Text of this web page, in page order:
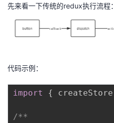
的
客
我
论
坛
的
圈
子
我
的
直
我
的
我
先来看一下传统的redux执行流程：
代码示例：
import { createStore
/**